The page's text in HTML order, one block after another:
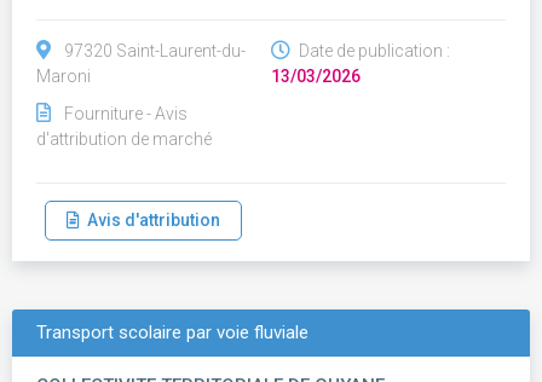
97320 Saint-Laurent-du-
Maroni
Fourniture - Avis
d'attribution de marché
Date de publication :
13/03/2026
Avis d'attribution
Transport scolaire par voie fluviale